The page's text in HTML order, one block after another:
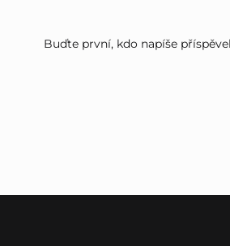
Buďte první, kdo napíše